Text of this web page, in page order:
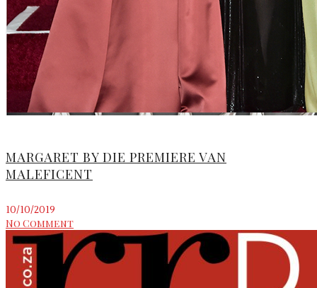
MARGARET BY DIE PREMIERE VAN
MALEFICENT
10/10/2019
No Comment